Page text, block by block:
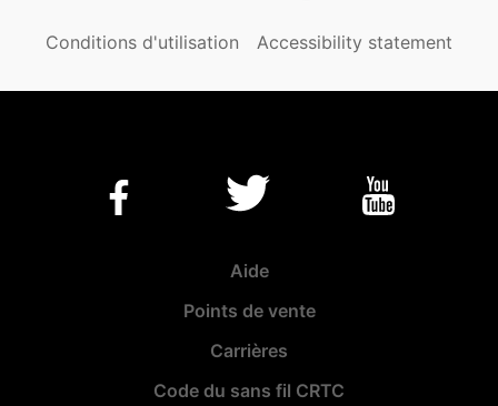
Conditions d'utilisation Accessibility statement
Aide
Points de vente
Carrières
Code du sans fil CRTC